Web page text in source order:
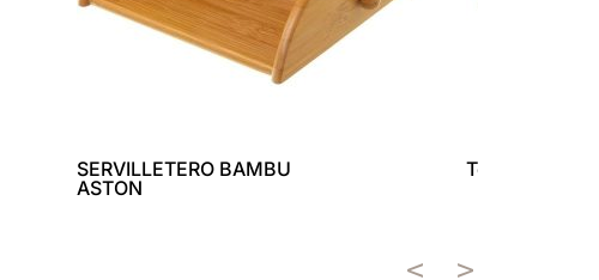
SERVILLETERO BAMBU
ASTON
Tetera 750 Ml.